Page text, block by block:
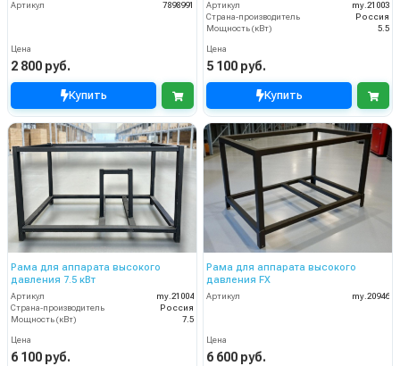
Артикул 7898991
Цена
2 800 руб.
Купить
Артикул
my.21003
Страна-производитель
Россия
Мощность (кВт)
5.5
Цена
5 100 руб.
Купить
Рама для аппарата высокого
давления 7.5 кВт
Артикул
my.21004
Страна-производитель
Россия
Мощность (кВт)
7.5
Цена
6 100 руб.
Рама для аппарата высокого
давления FX
Артикул my.20946
Цена
6 600 руб.